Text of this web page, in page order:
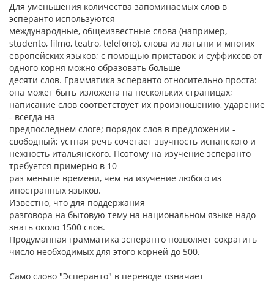
Для уменьшения количества запоминаемых слов в
эсперанто используются
международные, общеизвестные слова (например,
studento, filmo, teatro, telefono), слова из латыни и многих
европейских языков; с помощью приставок и суффиксов от
одного корня можно образовать больше
десяти слов. Грамматика эсперанто относительно проста:
она может быть изложена на нескольких страницах;
написание слов соответствует их произношению, ударение
- всегда на
предпоследнем слоге; порядок слов в предложении -
свободный; устная речь сочетает звучность испанского и
нежность итальянского. Поэтому на изучение эсперанто
требуется примерно в 10
раз меньше времени, чем на изучение любого из
иностранных языков.
Известно, что для поддержания
разговора на бытовую тему на национальном языке надо
знать около 1500 слов.
Продуманная грамматика эсперанто позволяет сократить
число необходимых для этого корней до 500.
Само слово "Эсперанто" в переводе означает